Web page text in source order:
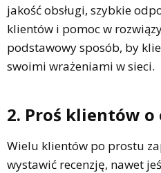
jakość obsługi, szybkie
klientów i pomoc w
podstawowy sposób, by
swoimi wrażeniami w sieci.
2. Proś klientów
Wielu klientów po prostu
wystawić recenzję, nawet